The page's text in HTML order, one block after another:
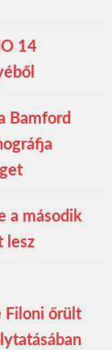
14
Bamford
a második
lesz
Filoni őrült